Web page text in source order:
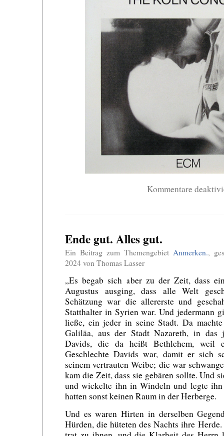
Kommentare
Ende gut. Alles gut.
Ein Beitrag zum Themengebiet Anmerken.,
2024 von Thomas Lasser
„Es begab sich aber zu der Zeit, dass
Augustus ausging, dass alle Welt
Schätzung war die allererste und
Statthalter in Syrien war. Und jedermann
ließe, ein jeder in seine Stadt. Da
Galiläa, aus der Stadt Nazareth, in das
Davids, die da heißt Bethlehem, weil
Geschlechte Davids war, damit er sich
seinem vertrauten Weibe; die war
kam die Zeit, dass sie gebären sollte. Und
und wickelte ihn in Windeln und legte
hatten sonst keinen Raum in der Herberge.
Und es waren Hirten in derselben
Hürden, die hüteten des Nachts ihre